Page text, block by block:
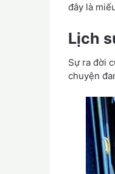
đây là
Lịch
Sự ra đời
chuyện